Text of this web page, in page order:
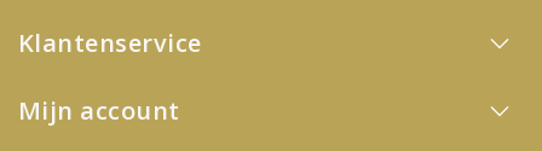
Klantenservice
Mijn account